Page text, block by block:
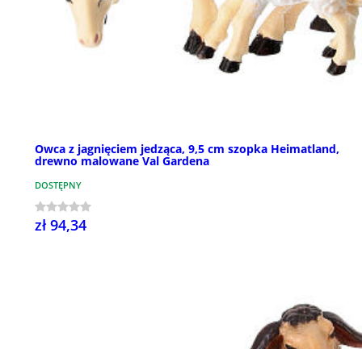
Owca z jagnięciem jedząca, 9,5 cm szopka Heimatland,
drewno malowane Val Gardena
DOSTĘPNY
zł 94,34